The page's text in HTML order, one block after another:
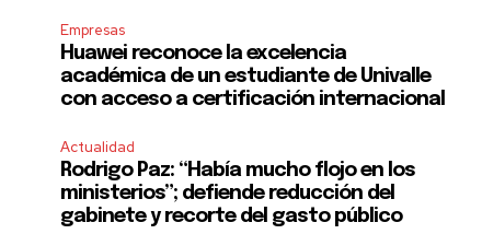
Empresas
Huawei reconoce la excelencia
académica de un estudiante de Univalle
con acceso a certificación internacional
Actualidad
Rodrigo Paz: “Había mucho flojo en los
ministerios”; defiende reducción del
gabinete y recorte del gasto público